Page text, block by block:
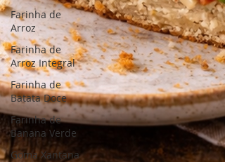
Farinha de
Arroz
Farinha de
Arroz Integral
Farinha de
Batata Doce
Farinha de
Banana Verde
Goma Xantana